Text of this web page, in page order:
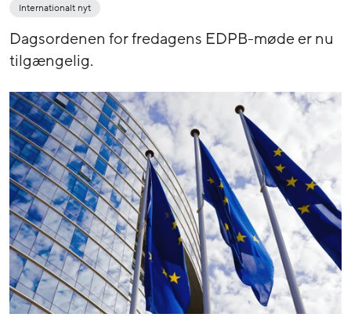
Internationalt nyt
Dagsordenen for fredagens EDPB-møde er nu
tilgængelig.